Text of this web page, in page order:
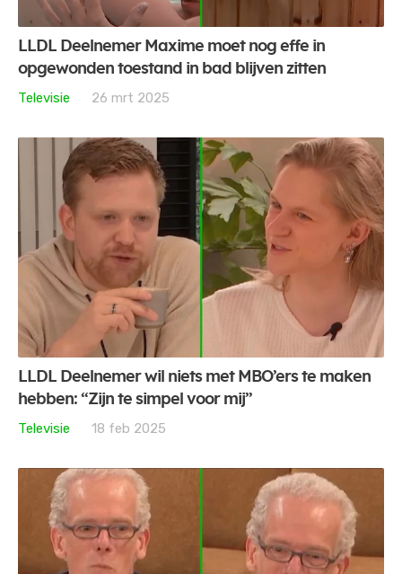
LLDL Deelnemer Maxime moet nog effe in
opgewonden toestand in bad blijven zitten
Televisie
26 mrt 2025
LLDL Deelnemer wil niets met MBO’ers te maken
hebben: “Zijn te simpel voor mij”
Televisie
18 feb 2025